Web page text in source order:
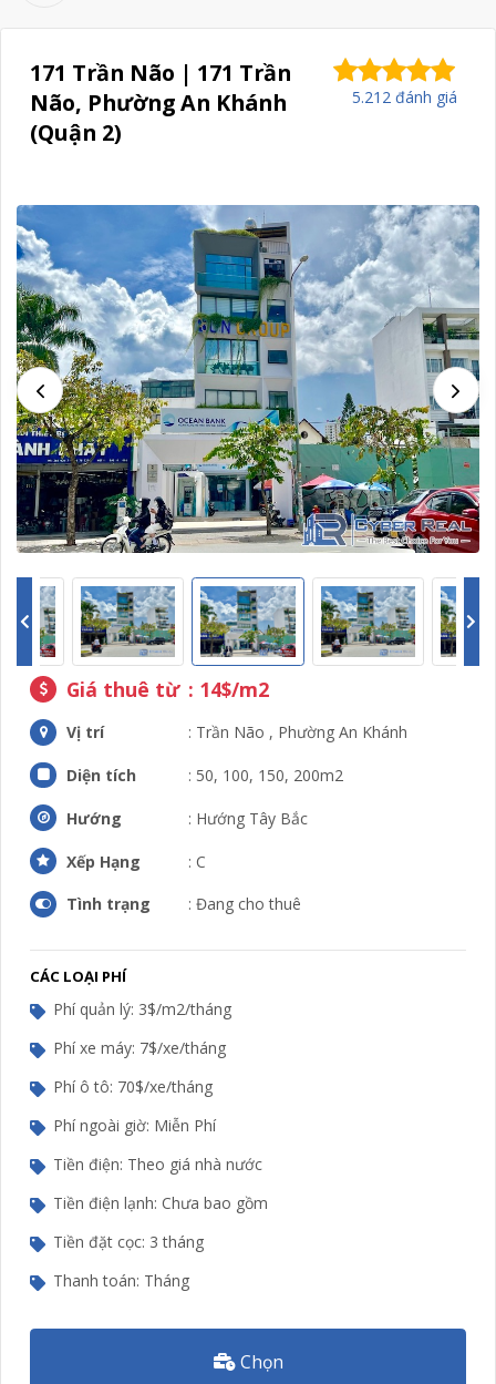
171 Trần Não | 171 Trần
Não, Phường An Khánh
(Quận 2)
5.212 đánh giá
Giá thuê từ : 14$/m2
Vị trí : Trần Não , Phường An Khánh
Diện tích : 50, 100, 150, 200m2
Hướng : Hướng Tây Bắc
Xếp Hạng : C
Tình trạng : Đang cho thuê
CÁC LOẠI PHÍ
Phí quản lý: 3$/m2/tháng
Phí xe máy: 7$/xe/tháng
Phí ô tô: 70$/xe/tháng
Phí ngoài giờ: Miễn Phí
Tiền điện: Theo giá nhà nước
Tiền điện lạnh: Chưa bao gồm
Tiền đặt cọc: 3 tháng
Thanh toán: Tháng
Chọn